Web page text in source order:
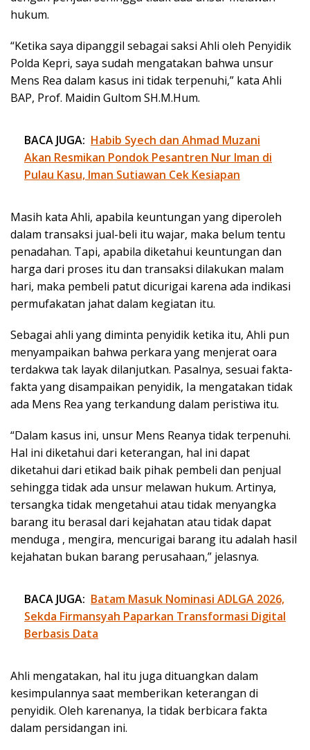
hukum.
“Ketika saya dipanggil sebagai saksi Ahli oleh Penyidik
Polda Kepri, saya sudah mengatakan bahwa unsur
Mens Rea dalam kasus ini tidak terpenuhi,” kata Ahli
BAP, Prof. Maidin Gultom SH.M.Hum.
BACA JUGA: Habib Syech dan Ahmad Muzani
Akan Resmikan Pondok Pesantren Nur Iman di
Pulau Kasu, Iman Sutiawan Cek Kesiapan
Masih kata Ahli, apabila keuntungan yang diperoleh
dalam transaksi jual-beli itu wajar, maka belum tentu
penadahan. Tapi, apabila diketahui keuntungan dan
harga dari proses itu dan transaksi dilakukan malam
hari, maka pembeli patut dicurigai karena ada indikasi
permufakatan jahat dalam kegiatan itu.
Sebagai ahli yang diminta penyidik ketika itu, Ahli pun
menyampaikan bahwa perkara yang menjerat oara
terdakwa tak layak dilanjutkan. Pasalnya, sesuai fakta-
fakta yang disampaikan penyidik, Ia mengatakan tidak
ada Mens Rea yang terkandung dalam peristiwa itu.
“Dalam kasus ini, unsur Mens Reanya tidak terpenuhi.
Hal ini diketahui dari keterangan, hal ini dapat
diketahui dari etikad baik pihak pembeli dan penjual
sehingga tidak ada unsur melawan hukum. Artinya,
tersangka tidak mengetahui atau tidak menyangka
barang itu berasal dari kejahatan atau tidak dapat
menduga , mengira, mencurigai barang itu adalah hasil
kejahatan bukan barang perusahaan,” jelasnya.
BACA JUGA: Batam Masuk Nominasi ADLGA 2026,
Sekda Firmansyah Paparkan Transformasi Digital
Berbasis Data
Ahli mengatakan, hal itu juga dituangkan dalam
kesimpulannya saat memberikan keterangan di
penyidik. Oleh karenanya, Ia tidak berbicara fakta
dalam persidangan ini.